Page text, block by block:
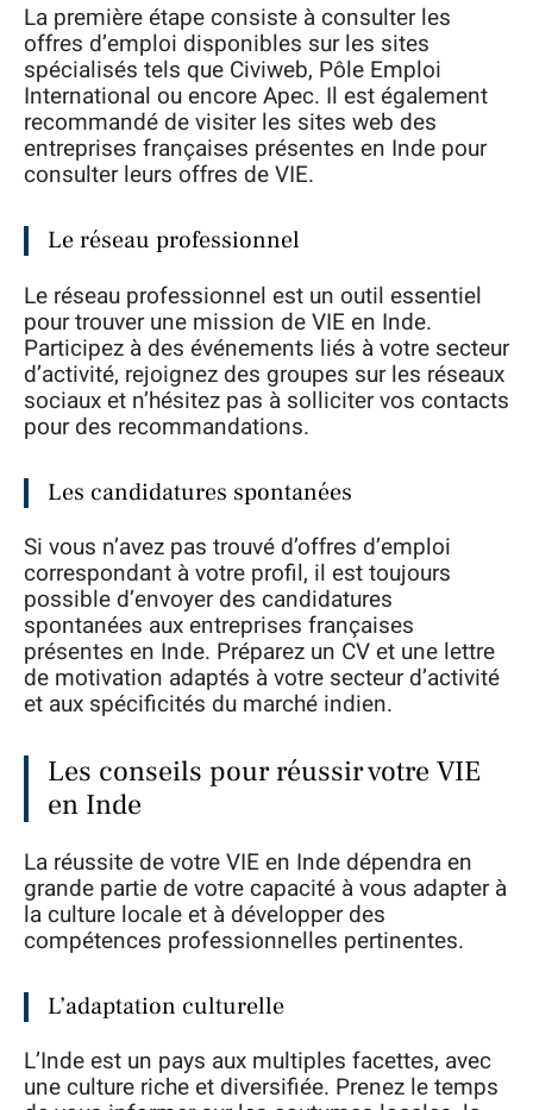
La première étape consiste à consulter les
offres d’emploi disponibles sur les sites
spécialisés tels que Civiweb, Pôle Emploi
International ou encore Apec. Il est également
recommandé de visiter les sites web des
entreprises françaises présentes en Inde pour
consulter leurs offres de VIE.
Le réseau professionnel
Le réseau professionnel est un outil essentiel
pour trouver une mission de VIE en Inde.
Participez à des événements liés à votre secteur
d’activité, rejoignez des groupes sur les réseaux
sociaux et n’hésitez pas à solliciter vos contacts
pour des recommandations.
Les candidatures spontanées
Si vous n’avez pas trouvé d’offres d’emploi
correspondant à votre profil, il est toujours
possible d’envoyer des candidatures
spontanées aux entreprises françaises
présentes en Inde. Préparez un CV et une lettre
de motivation adaptés à votre secteur d’activité
et aux spécificités du marché indien.
Les conseils pour réussir votre VIE
en Inde
La réussite de votre VIE en Inde dépendra en
grande partie de votre capacité à vous adapter à
la culture locale et à développer des
compétences professionnelles pertinentes.
L’adaptation culturelle
L’Inde est un pays aux multiples facettes, avec
une culture riche et diversifiée. Prenez le temps